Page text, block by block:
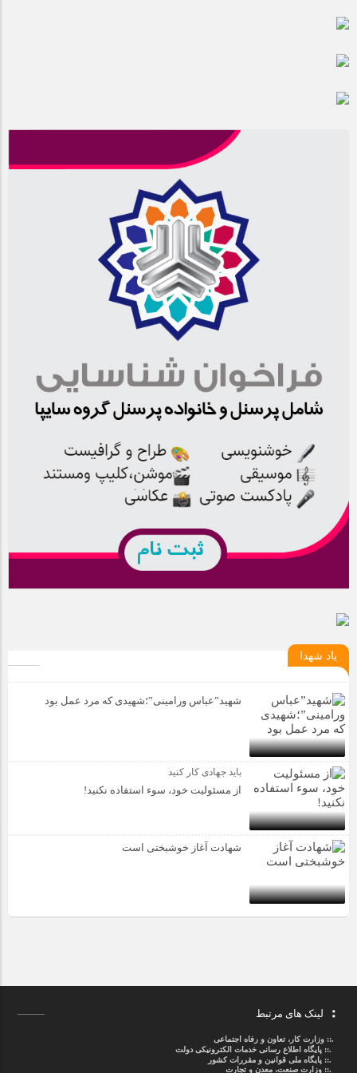
تیم شهدای مگاموتور در بزرگترین مسابقات گل کوچک جهان شرکت
یاد شهدا
شهید”عباس ورامینی”؛شهیدی که مرد عمل بود
باید جهادی کار کنید
از مسئولیت خود، سوء استفاده نکنید!
شهادت آغاز خوشبختی است
لینک های مرتبط
.::وزارت کار، تعاون و رفاه اجتماعی
.::پایگاه اطلاع رسانی خدمات الکترونیکی دولت
.::پایگاه ملی قوانین و مقررات کشور
.:: وزارت صنعت، معدن و تجارت